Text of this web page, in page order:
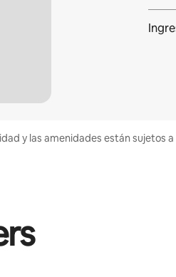
y las amenidades están sujetos